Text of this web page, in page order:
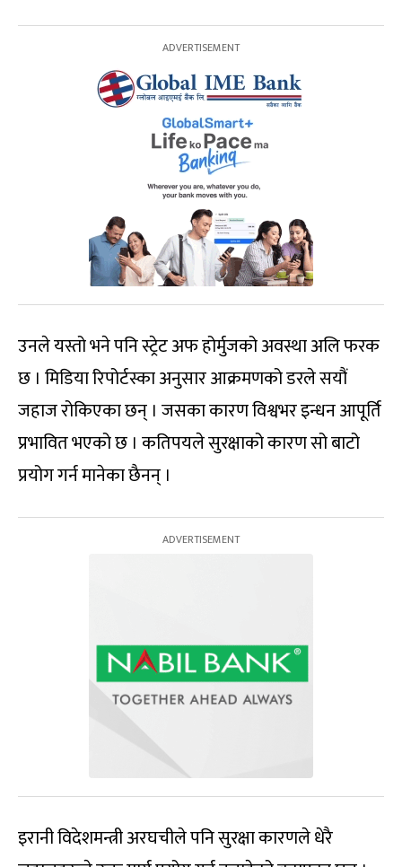
उनले यस्तो भने पनि स्ट्रेट अफ होर्मुजको अवस्था अलि फरक
छ । मिडिया रिपोर्टस्का अनुसार आक्रमणको डरले सयौं
जहाज रोकिएका छन् । जसका कारण विश्वभर इन्धन आपूर्ति
प्रभावित भएको छ । कतिपयले सुरक्षाको कारण सो बाटो
प्रयोग गर्न मानेका छैनन् ।
इरानी विदेशमन्त्री अरघचीले पनि सुरक्षा कारणले धेरै